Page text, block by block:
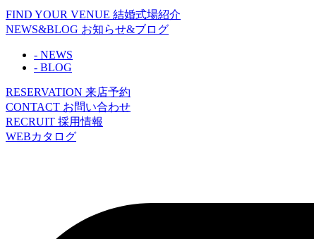
FIND YOUR VENUE 結婚式場紹介
NEWS&BLOG お知らせ&ブログ
- NEWS
- BLOG
RESERVATION 来店予約
CONTACT お問い合わせ
RECRUIT 採用情報
WEBカタログ